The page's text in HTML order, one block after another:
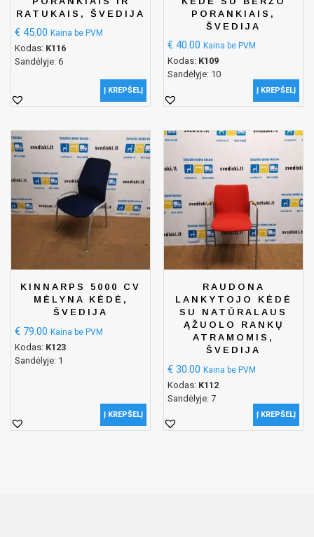
RATUKAIS, ŠVEDIJA
€ 45.00 Kaina be PVM
Kodas: K116
Sandėlyje: 6
Į KREPŠELĮ
PORANKIAIS,
ŠVEDIJA
€ 40.00 Kaina be PVM
Kodas: K109
Sandėlyje: 10
Į KREPŠELĮ
KINNARPS 5000 CV
MĖLYNA KĖDĖ,
ŠVEDIJA
€ 79.00 Kaina be PVM
Kodas: K123
Sandėlyje: 1
Į KREPŠELĮ
RAUDONA
LANKYTOJO KĖDĖ
SU NATŪRALAUS
ĄŽUOLO RANKŲ
ATRAMOMIS,
ŠVEDIJA
€ 30.00 Kaina be PVM
Kodas: K112
Sandėlyje: 7
Į KREPŠELĮ